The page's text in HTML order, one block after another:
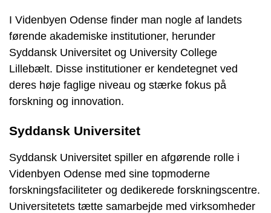
I Videnbyen Odense finder man nogle af landets
førende akademiske institutioner, herunder
Syddansk Universitet og University College
Lillebælt. Disse institutioner er kendetegnet ved
deres høje faglige niveau og stærke fokus på
forskning og innovation.
Syddansk Universitet
Syddansk Universitet spiller en afgørende rolle i
Videnbyen Odense med sine topmoderne
forskningsfaciliteter og dedikerede forskningscentre.
Universitetets tætte samarbejde med virksomheder